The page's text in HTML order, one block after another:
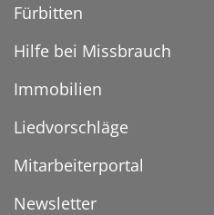
Fürbitten
Hilfe bei Missbrauch
Immobilien
Liedvorschläge
Mitarbeiterportal
Newsletter